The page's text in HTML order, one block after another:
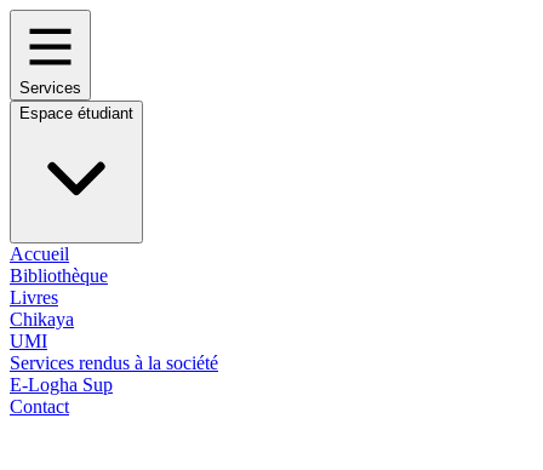
Services
Espace étudiant
Accueil
Bibliothèque
Livres
Chikaya
UMI
Services rendus à la société
E-Logha Sup
Contact